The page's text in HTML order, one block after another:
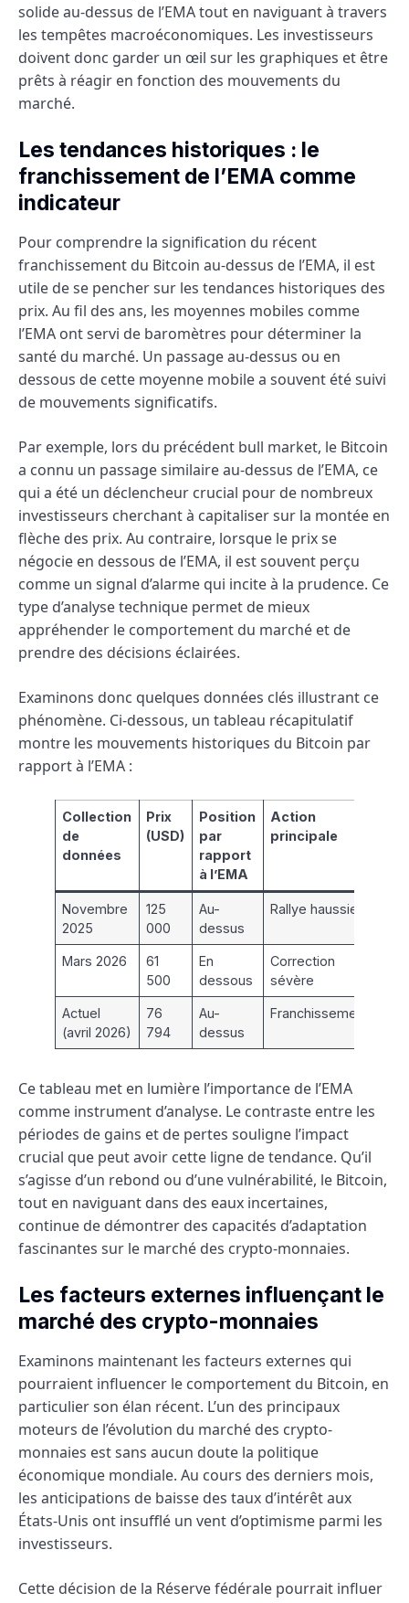
solide au-dessus de l’EMA tout en naviguant à travers
les tempêtes macroéconomiques. Les investisseurs
doivent donc garder un œil sur les graphiques et être
prêts à réagir en fonction des mouvements du
marché.
Les tendances historiques : le
franchissement de l’EMA comme
indicateur
Pour comprendre la signification du récent
franchissement du Bitcoin au-dessus de l’EMA, il est
utile de se pencher sur les tendances historiques des
prix. Au fil des ans, les moyennes mobiles comme
l’EMA ont servi de baromètres pour déterminer la
santé du marché. Un passage au-dessus ou en
dessous de cette moyenne mobile a souvent été suivi
de mouvements significatifs.
Par exemple, lors du précédent bull market, le Bitcoin
a connu un passage similaire au-dessus de l’EMA, ce
qui a été un déclencheur crucial pour de nombreux
investisseurs cherchant à capitaliser sur la montée en
flèche des prix. Au contraire, lorsque le prix se
négocie en dessous de l’EMA, il est souvent perçu
comme un signal d’alarme qui incite à la prudence. Ce
type d’analyse technique permet de mieux
appréhender le comportement du marché et de
prendre des décisions éclairées.
Examinons donc quelques données clés illustrant ce
phénomène. Ci-dessous, un tableau récapitulatif
montre les mouvements historiques du Bitcoin par
rapport à l’EMA :
Collection
de
données
Prix
(USD)
Position
par
rapport
à l’EMA
Action
principale
Novembre
2025
125
000
Au-
dessus
Rallye haussier
Mars 2026
61
500
En
dessous
Correction
sévère
Actuel
(avril 2026)
76
794
Au-
dessus
Franchissement
Ce tableau met en lumière l’importance de l’EMA
comme instrument d’analyse. Le contraste entre les
périodes de gains et de pertes souligne l’impact
crucial que peut avoir cette ligne de tendance. Qu’il
s’agisse d’un rebond ou d’une vulnérabilité, le Bitcoin,
tout en naviguant dans des eaux incertaines,
continue de démontrer des capacités d’adaptation
fascinantes sur le marché des crypto-monnaies.
Les facteurs externes influençant le
marché des crypto-monnaies
Examinons maintenant les facteurs externes qui
pourraient influencer le comportement du Bitcoin, en
particulier son élan récent. L’un des principaux
moteurs de l’évolution du marché des crypto-
monnaies est sans aucun doute la politique
économique mondiale. Au cours des derniers mois,
les anticipations de baisse des taux d’intérêt aux
États-Unis ont insufflé un vent d’optimisme parmi les
investisseurs.
Cette décision de la Réserve fédérale pourrait influer